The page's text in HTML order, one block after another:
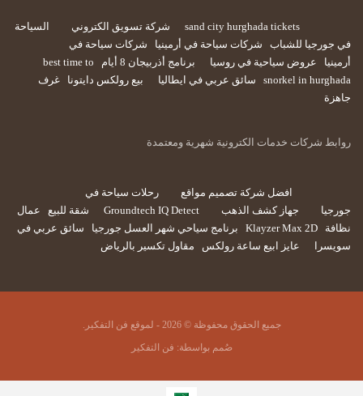
sand city hurghada tickets شركة تسويق الكتروني
السياحة
في جورجيا للشباب
شركات سياحة في أرمينيا
شركات سياحة في
أرمينيا
عروض سياحية في روسيا برنامج أذربيجان 8 أيام
best time to
snorkel in hurghada
سائق عربي في ايطاليا بيع رولكس دايتونا
غرف
جاهزة
روابط شركات خدمات الكترونية شهرية ومعتمدة
افضل شركة تصميم مواقع
رحلات سياحة في
جورجيا
جهاز كشف الذهب Groundtech IQ Detect شقة للبيع
عمال
نظافة
Klayzer Max 2D برنامج سياحي شهر العسل جورجيا
سائق عربي في
سويسرا
عايز ابيع ساعة رولكس مقاول تكسير بالرياض
جميع الحقوق محفوظة © 2026 - لموقع فن التفكير.
صُمم بواسطة: فن التفكير